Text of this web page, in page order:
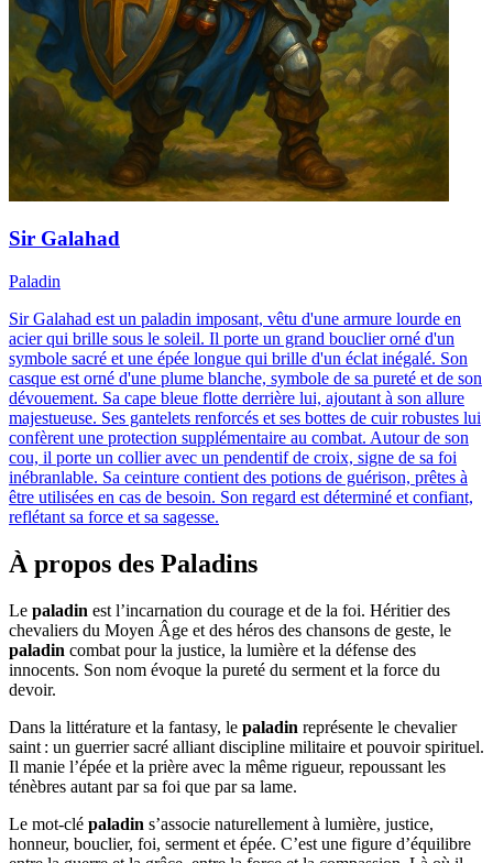
Sir Galahad
Paladin
Sir Galahad est un paladin imposant, vêtu d'une armure lourde en
acier qui brille sous le soleil. Il porte un grand bouclier orné d'un
symbole sacré et une épée longue qui brille d'un éclat inégalé. Son
casque est orné d'une plume blanche, symbole de sa pureté et de son
dévouement. Sa cape bleue flotte derrière lui, ajoutant à son allure
majestueuse. Ses gantelets renforcés et ses bottes de cuir robustes lui
confèrent une protection supplémentaire au combat. Autour de son
cou, il porte un collier avec un pendentif de croix, signe de sa foi
inébranlable. Sa ceinture contient des potions de guérison, prêtes à
être utilisées en cas de besoin. Son regard est déterminé et confiant,
reflétant sa force et sa sagesse.
À propos des Paladins
Le paladin est l’incarnation du courage et de la foi. Héritier des
chevaliers du Moyen Âge et des héros des chansons de geste, le
paladin combat pour la justice, la lumière et la défense des
innocents. Son nom évoque la pureté du serment et la force du
devoir.
Dans la littérature et la fantasy, le paladin représente le chevalier
saint : un guerrier sacré alliant discipline militaire et pouvoir spirituel.
Il manie l’épée et la prière avec la même rigueur, repoussant les
ténèbres autant par sa foi que par sa lame.
Le mot-clé paladin s’associe naturellement à lumière, justice,
honneur, bouclier, foi, serment et épée. C’est une figure d’équilibre